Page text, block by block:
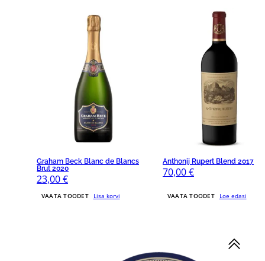
Graham Beck Blanc de Blancs
Brut 2020
23,00€
VAATA TOODET Lisa korvi
Anthonij Rupert Blend 2017
70,00€
VAATA TOODET Loe edasi